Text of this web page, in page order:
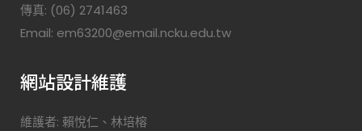
傳真: (06) 2741463
Email: em63200@email.ncku.edu.tw
網站設計維護
維護者: 賴悅仁、林培榕